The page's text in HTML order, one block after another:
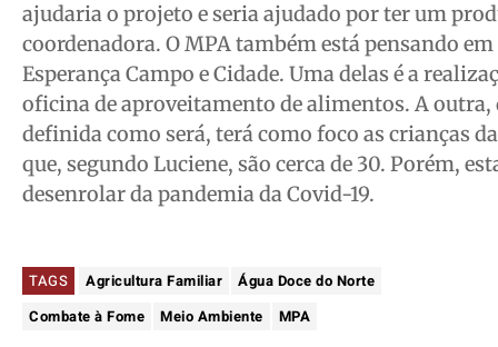
ajudaria o projeto e seria ajudado por ter um
coordenadora. O MPA também está pensando
Esperança Campo e Cidade. Uma delas é a
oficina de aproveitamento de alimentos. A outra,
definida como será, terá como foco as crianças
que, segundo Luciene, são cerca de 30. Porém,
desenrolar da pandemia da Covid-19.
TAGS Agricultura Familiar
Água Doce do Norte
Combate à Fome
Meio Ambiente MPA